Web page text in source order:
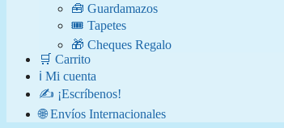
🧰 Guardamazos
🎟️ Tapetes
🎁 Cheques Regalo
🛒 Carrito
ℹ️ Mi cuenta
✍️ ¡Escríbenos!
🌐 Envíos Internacionales